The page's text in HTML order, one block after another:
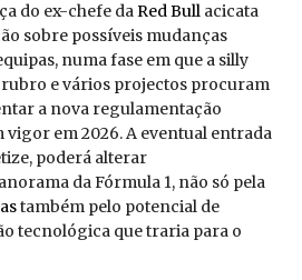
do ex-chefe daRed Bull acicata
sobre possíveis mudanças
numa fase em que a silly
rubro e vários projectos procuram
a nova regulamentação
em 2026. A eventual entrada
poderá alterar
da Fórmula 1, não só pela
também pelo potencial de
tecnológica que traria para o